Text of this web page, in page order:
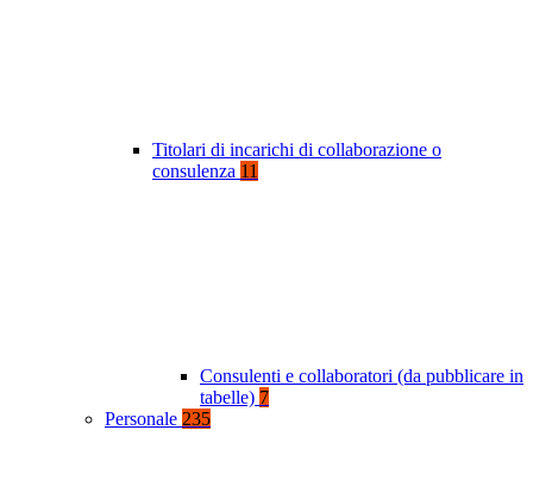
Titolari di incarichi di collaborazione o
consulenza 11
Consulenti e collaboratori (da pubblicare in
tabelle) 7
Personale 235